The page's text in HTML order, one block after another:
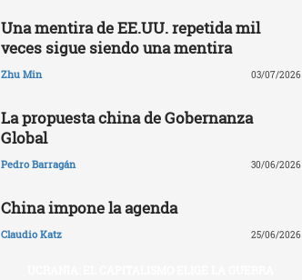
Una mentira de EE.UU. repetida mil
veces sigue siendo una mentira
Zhu Min 03/07/2026
La propuesta china de Gobernanza
Global
Pedro Barragán 30/06/2026
China impone la agenda
Claudio Katz 25/06/2026